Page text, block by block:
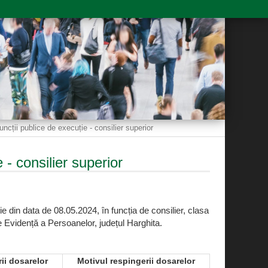
publice de execuție - consilier superior
- consilier superior
din data de 08.05.2024, în funcția de consilier, clasa
a Persoanelor, județul Harghita.
dosarelor Motivul respingerii dosarelor